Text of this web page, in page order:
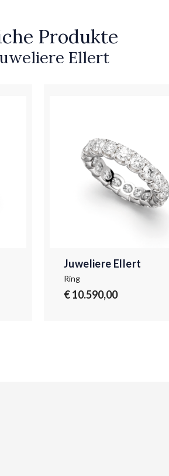
Produkte
Ellert
Juweliere Ellert
Ring
€ 10.590,00